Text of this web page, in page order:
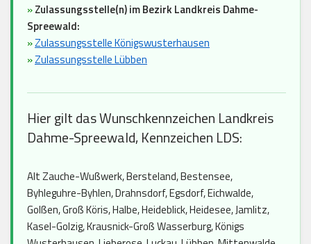
»Zulassungsstelle(n) im Bezirk Landkreis Dahme-
Spreewald:
»Zulassungsstelle Königswusterhausen
»Zulassungsstelle Lübben
Hier gilt das Wunschkennzeichen Landkreis
Dahme-Spreewald, Kennzeichen LDS:
Alt Zauche-Wußwerk, Bersteland, Bestensee,
Byhleguhre-Byhlen, Drahnsdorf, Egsdorf, Eichwalde,
Golßen, Groß Köris, Halbe, Heideblick, Heidesee, Jamlitz,
Kasel-Golzig, Krausnick-Groß Wasserburg, Königs